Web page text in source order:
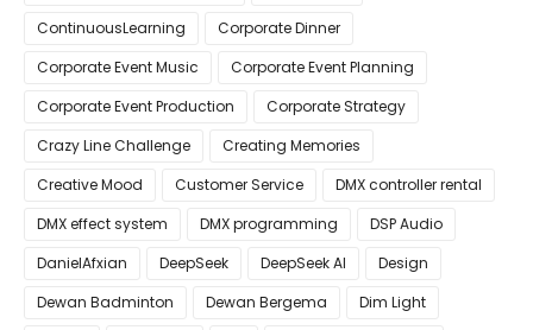
ContinuousLearning
Corporate Dinner
Corporate Event Music
Corporate Event Planning
Corporate Event Production
Corporate Strategy
Crazy Line Challenge
Creating Memories
Creative Mood
Customer Service
DMX controller rental
DMX effect system
DMX programming
DSP Audio
DanielAfxian
DeepSeek DeepSeek AI
Design
Dewan Badminton
Dewan Bergema
Dim Light